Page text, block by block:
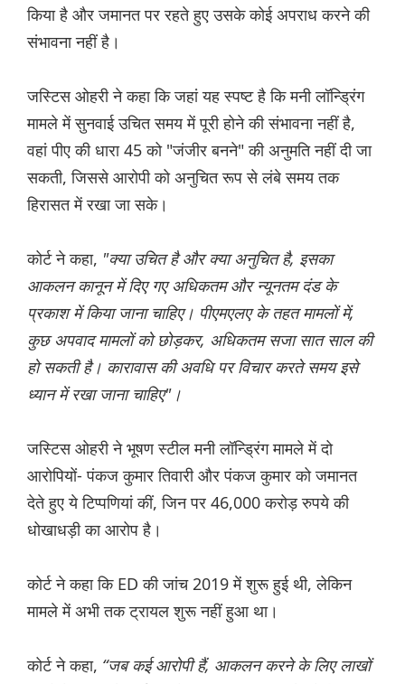
किया है और जमानत पर रहते हुए उसके कोई अपराध करने की
संभावना नहीं है।
जस्टिस ओहरी ने कहा कि जहां यह स्पष्ट है कि मनी लॉन्ड्रिंग
मामले में सुनवाई उचित समय में पूरी होने की संभावना नहीं है,
वहां पीए की धारा 45 को "जंजीर बनने" की अनुमति नहीं दी जा
सकती, जिससे आरोपी को अनुचित रूप से लंबे समय तक
हिरासत में रखा जा सके।
कोर्ट ने कहा, "क्या उचित है और क्या अनुचित है, इसका
आकलन कानून में दिए गए अधिकतम और न्यूनतम दंड के
प्रकाश में किया जाना चाहिए। पीएमएलए के तहत मामलों में,
कुछ अपवाद मामलों को छोड़कर, अधिकतम सजा सात साल की
हो सकती है। कारावास की अवधि पर विचार करते समय इसे
ध्यान में रखा जाना चाहिए"।
जस्टिस ओहरी ने भूषण स्टील मनी लॉन्ड्रिंग मामले में दो
आरोपियों- पंकज कुमार तिवारी और पंकज कुमार को जमानत
देते हुए ये टिप्पणियां कीं, जिन पर 46,000 करोड़ रुपये की
धोखाधड़ी का आरोप है।
कोर्ट ने कहा कि ED की जांच 2019 में शुरू हुई थी, लेकिन
मामले में अभी तक ट्रायल शुरू नहीं हुआ था।
कोर्ट ने कहा, “जब कई आरोपी हैं, आकलन करने के लिए लाखों